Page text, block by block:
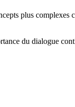
plus
du dialogue